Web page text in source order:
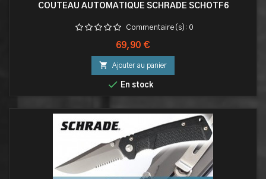
COUTEAU AUTOMATIQUE SCHRADE SCHOTF6
Commentaire(s): 0
Prix
69,90 €
 Ajouter au panier
 En stock